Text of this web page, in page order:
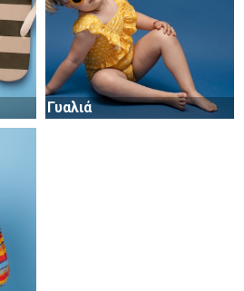
Γυαλιά